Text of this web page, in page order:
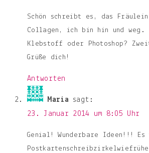
Schön schreibt es, das
Collagen, ich bin hin und weg.
Klebstoff oder Photoshop?
Grüße dich!
Antworten
Maria
sagt:
23. Januar 2014 um 8:05 Uhr
Genial! Wunderbare Ideen!!!